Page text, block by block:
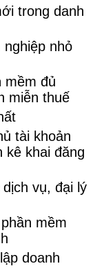
trong danh
nhỏ
mềm đủ
miễn thuế
tài khoản
kê khai đăng
vụ, đại lý
mềm
doanh